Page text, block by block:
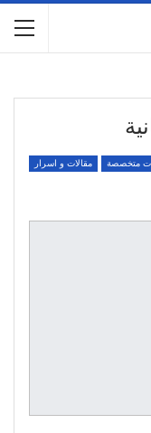
متخصصة مقالات و اسرار